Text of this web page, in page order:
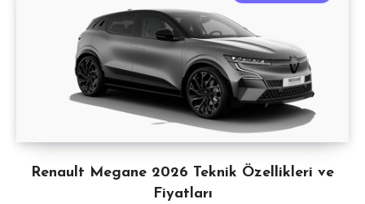
Renault Megane 2026 Teknik Özellikleri ve
Fiyatları